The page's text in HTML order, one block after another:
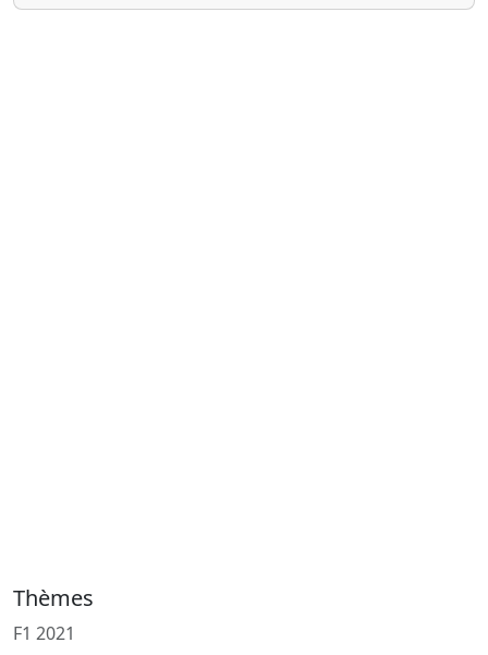
Thèmes
F1 2021